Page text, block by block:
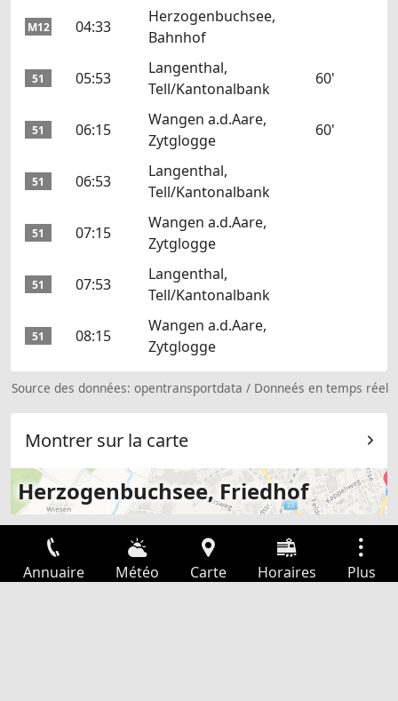
M12 04:33
Herzogenbuchsee,
Bahnhof
51 05:53
Langenthal,
Tell/Kantonalbank
60'
51 06:15
Wangen a.d.Aare,
Zytglogge
60'
51 06:53
Langenthal,
Tell/Kantonalbank
51 07:15
Wangen a.d.Aare,
Zytglogge
51 07:53
Langenthal,
Tell/Kantonalbank
51 08:15
Wangen a.d.Aare,
Zytglogge
Source des données:opentransportdata / Donneés en temps réel
Montrer sur la carte
Herzogenbuchsee, Friedhof
Annuaire Météo Carte Horaires Plus